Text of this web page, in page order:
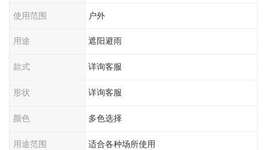
使用范围 户外
用途 遮阳避雨
款式 详询客服
形状 详询客服
颜色 多色选择
用途范围 适合各种场所使用